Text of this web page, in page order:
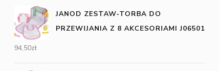
JANOD ZESTAW-TORBA DO
PRZEWIJANIA Z 8 AKCESORIAMI J06501
94,50zł